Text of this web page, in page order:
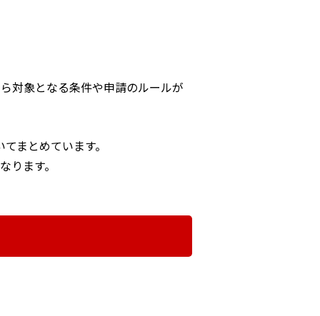
対象となる条件や申請のルールが
まとめています。
ります。